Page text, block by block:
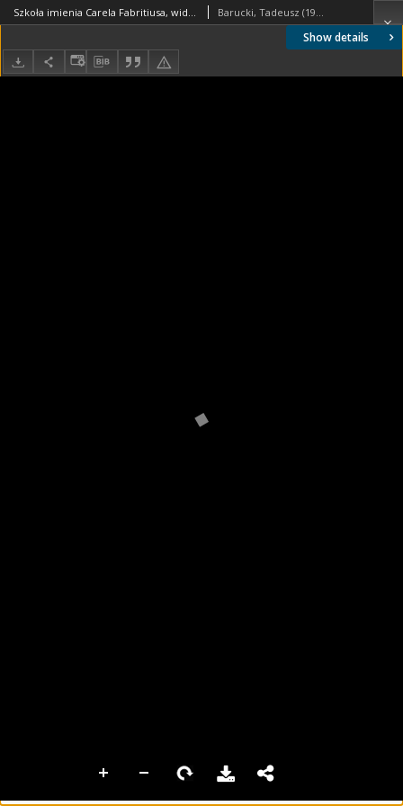
Show details
Szkoła imienia Carela Fabritiusa, widok ogólny, Hilversum, Niderlandy Barucki, Tadeusz (1922- ). Fotograf